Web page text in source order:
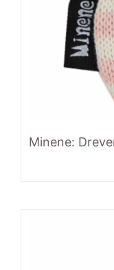
Minene: